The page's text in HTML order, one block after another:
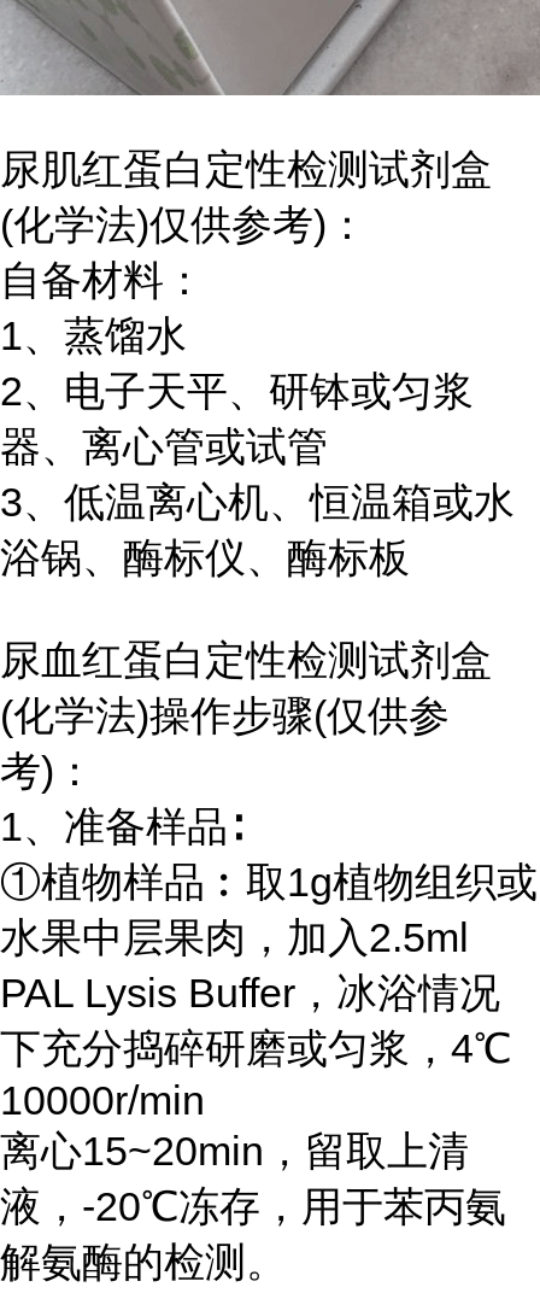
尿肌红蛋白定性检测试剂盒
(化学法)仅供参考)：
自备材料：
1、蒸馏水
2、电子天平、研钵或匀浆
器、离心管或试管
3、低温离心机、恒温箱或水
浴锅、酶标仪、酶标板
尿血红蛋白定性检测试剂盒
(化学法)操作步骤(仅供参
考)：
1、准备样品∶
①植物样品︰取1g植物组织或
水果中层果肉，加入2.5ml
PAL Lysis Buffer，冰浴情况
下充分捣碎研磨或匀浆，4℃
10000r/min
离心15~20min，留取上清
液，-20℃冻存，用于苯丙氨
解氨酶的检测。